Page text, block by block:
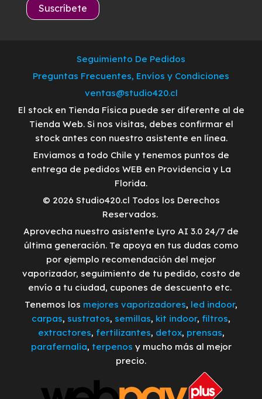
Seguimiento De Pedidos
Preguntas Frecuentes, Envíos y Condiciones
ventas@studio420.cl
El stock en Tienda Física puede ser diferente al de
Tienda Web. Si nos visitas, debes confirmar el
stock antes con nuestro asistente en línea.
Enviamos a todo Chile y tenemos puntos de
entrega de pedidos WEB en Providencia y La
Florida.
© 2026 Studio420.cl Todos los Derechos
Reservados.
Aprovecha nuestro asistente Lyro AI 3.0 24/7 de
última generación. Te apoya en tus dudas como
por ejemplo recomendación del mejor
vaporizador, seguimiento de tu pedido, costo de
envío a tu ciudad, cupones de descuento etc.
Tenemos los mejores vaporizadores, led indoor,
carpas, sustratos, semillas, kit indoor, filtros,
extractores, fertilizantes, detox, prensas,
parafernalia, terpenos y mucho más al mejor
precio.